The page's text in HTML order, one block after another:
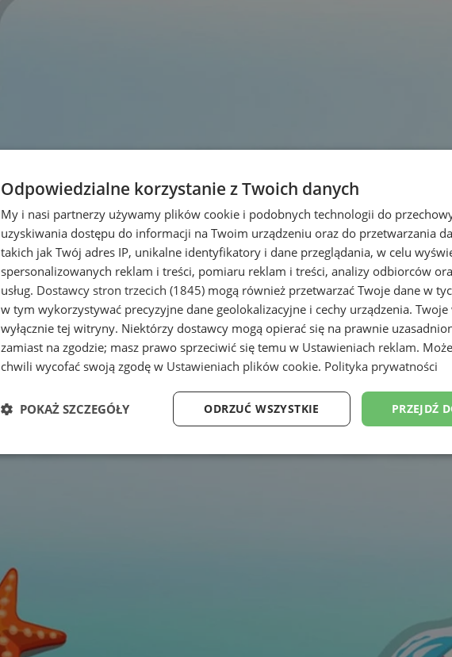
Odpowiedzialne korzystanie z Twoich danych
My i nasi partnerzy używamy plików cookie i podobnych technologii do
uzyskiwania dostępu do informacji na Twoim urządzeniu oraz do przetwarzania
takich jak Twój adres IP, unikalne identyfikatory i dane przeglądania, w celu
spersonalizowanych reklam i treści, pomiaru reklam i treści, analizy odbiorców
usług. Dostawcy stron trzecich (1845) mogą również przetwarzać Twoje dane w
w tym wykorzystywać precyzyjne dane geolokalizacyjne i cechy urządzenia.
wyłącznie tej witryny. Niektórzy dostawcy mogą opierać się na prawnie
zamiast na zgodzie; masz prawo sprzeciwić się temu w Ustawieniach reklam.
chwili wycofać swoją zgodę w Ustawieniach plików cookie. Polityka prywatności
PRZEJDŹ
ODRZUĆ WSZYSTKIE
POKAŻ SZCZEGÓŁY
Niezbędne Wydajność Targetowanie Funkcjonalność
zarządzanie kontem. Bez niezbędnych plików cookie nie można prawidłowo korzystać ze strony
Nazwa